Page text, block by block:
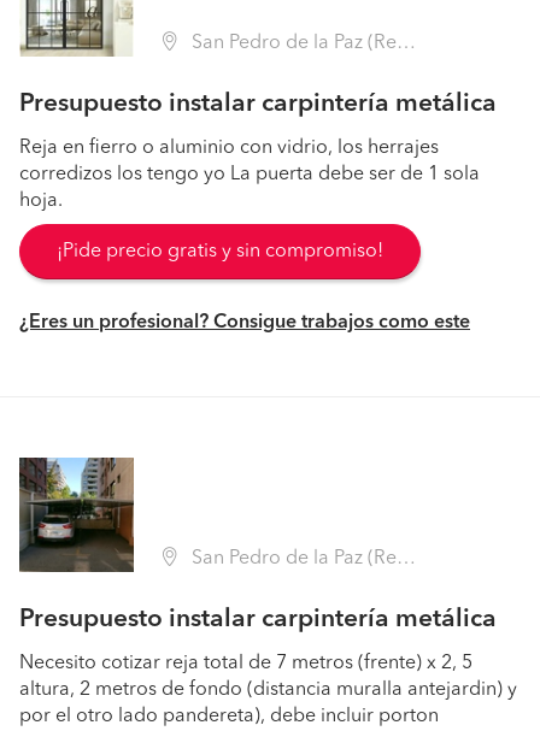
San Pedro de la Paz (Región VIII Biobío - Concepción)
Presupuesto instalar carpintería metálica
Reja en fierro o aluminio con vidrio, los herrajes
corredizos los tengo yo La puerta debe ser de 1 sola
hoja.
¡Pide precio gratis y sin compromiso!
¿Eres un profesional? Consigue trabajos como este
San Pedro de la Paz (Región VIII Biobío - Concepción)
Presupuesto instalar carpintería metálica
Necesito cotizar reja total de 7 metros (frente) x 2, 5
altura, 2 metros de fondo (distancia muralla antejardin) y
por el otro lado pandereta), debe incluir porton